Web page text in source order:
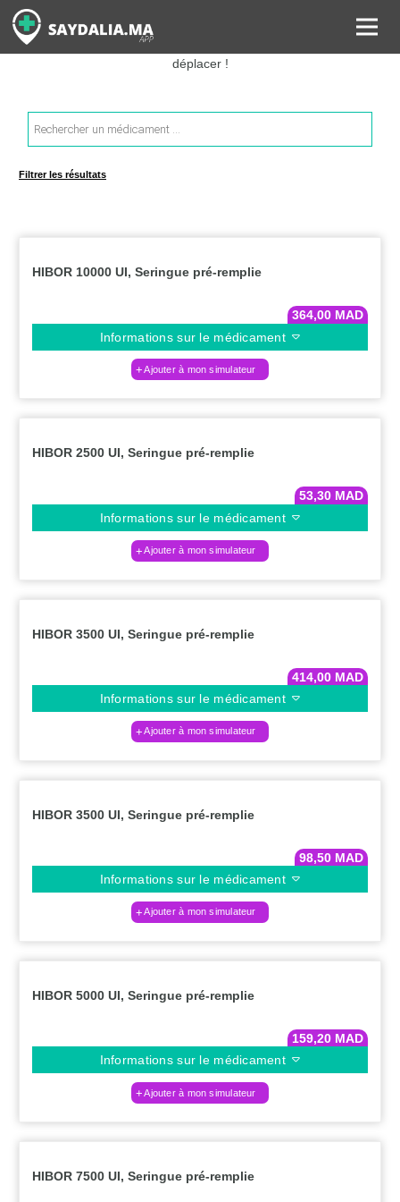
Rechercher les informations sur vos médicaments, leurs prix et
estimer ainsi le coût total de votre ordonnance, sans vous
déplacer !
Recherche
de
produits
Filtrer les résultats
HIBOR 10000 UI, Seringue pré-remplie
364,00 MAD
Informations sur le médicament
Ajouter à mon simulateur
HIBOR 2500 UI, Seringue pré-remplie
53,30 MAD
Informations sur le médicament
Ajouter à mon simulateur
HIBOR 3500 UI, Seringue pré-remplie
414,00 MAD
Informations sur le médicament
Ajouter à mon simulateur
HIBOR 3500 UI, Seringue pré-remplie
98,50 MAD
Informations sur le médicament
Ajouter à mon simulateur
HIBOR 5000 UI, Seringue pré-remplie
159,20 MAD
Informations sur le médicament
Ajouter à mon simulateur
HIBOR 7500 UI, Seringue pré-remplie